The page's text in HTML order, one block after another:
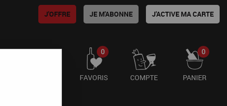
J'OFFRE JE M'ABONNE J'ACTIVE MA CARTE
0
FAVORIS COMPTE
0
PANIER